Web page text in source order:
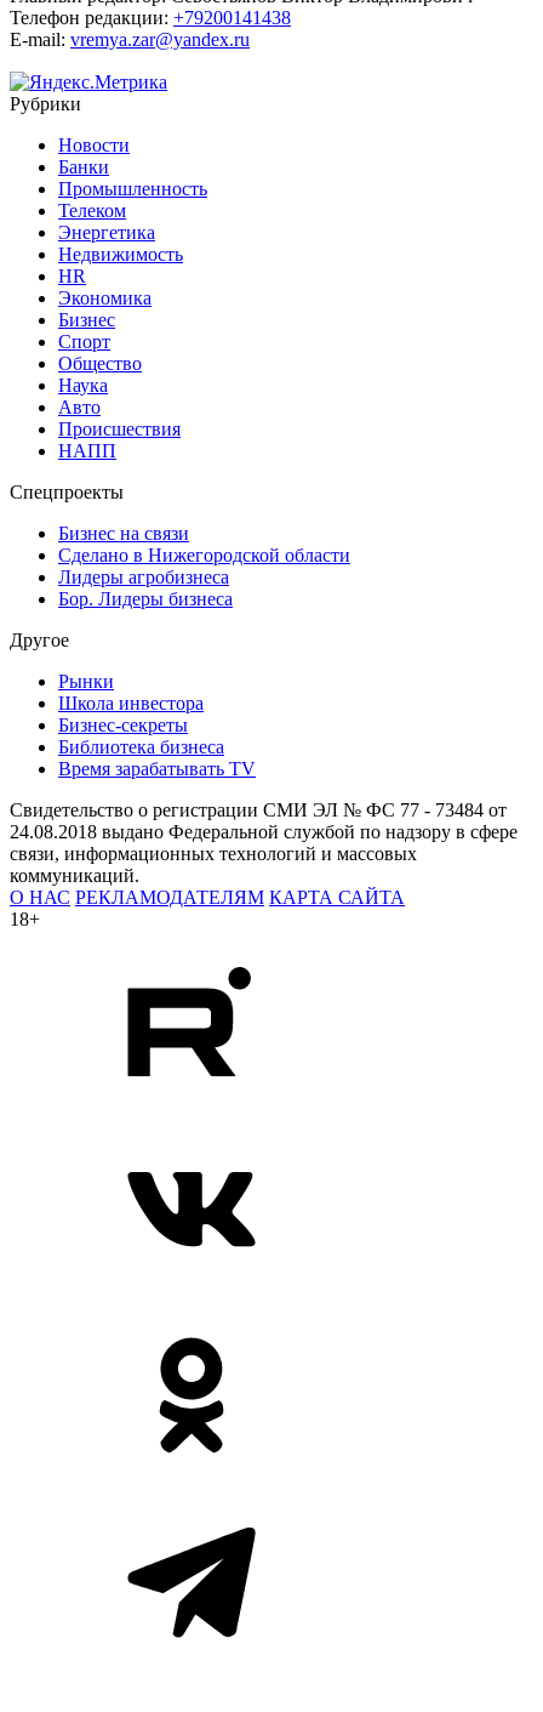
Телефон редакции: +79200141438
E-mail: vremya.zar@yandex.ru
Рубрики
Новости
Банки
Промышленность
Телеком
Энергетика
Недвижимость
HR
Экономика
Бизнес
Спорт
Общество
Наука
Авто
Происшествия
НАПП
Спецпроекты
Бизнес на связи
Сделано в Нижегородской области
Лидеры агробизнеса
Бор. Лидеры бизнеса
Другое
Рынки
Школа инвестора
Бизнес-секреты
Библиотека бизнеса
Время зарабатывать TV
Свидетельство о регистрации СМИ ЭЛ № ФС 77 - 73484 от
24.08.2018 выдано Федеральной службой по надзору в сфере
связи, информационных технологий и массовых
коммуникаций.
О НАС РЕКЛАМОДАТЕЛЯМ КАРТА САЙТА
18+